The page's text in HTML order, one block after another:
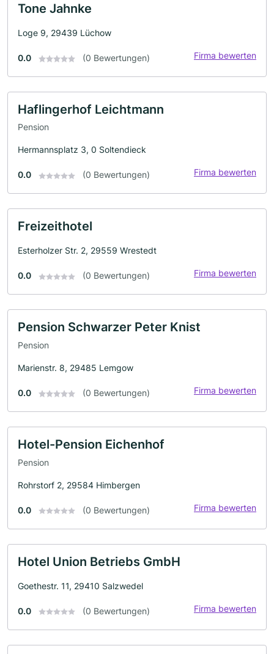
Tone Jahnke
Loge 9, 29439 Lüchow
0.0 (0 Bewertungen) Firma bewerten
Haflingerhof Leichtmann
Pension
Hermannsplatz 3, 0 Soltendieck
0.0 (0 Bewertungen) Firma bewerten
Freizeithotel
Esterholzer Str. 2, 29559 Wrestedt
0.0 (0 Bewertungen) Firma bewerten
Pension Schwarzer Peter Knist
Pension
Marienstr. 8, 29485 Lemgow
0.0 (0 Bewertungen) Firma bewerten
Hotel-Pension Eichenhof
Pension
Rohrstorf 2, 29584 Himbergen
0.0 (0 Bewertungen) Firma bewerten
Hotel Union Betriebs GmbH
Goethestr. 11, 29410 Salzwedel
0.0 (0 Bewertungen) Firma bewerten